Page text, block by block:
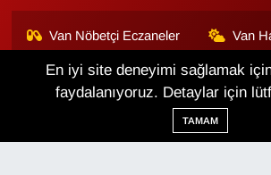
Van Nöbetçi Eczaneler Van
Van Namaz Vakitleri
Van
Haritası
Puan Durumu ve Fikstür
En iyi site deneyimi sağlamak
faydalanıyoruz. Detaylar için
TAMAM